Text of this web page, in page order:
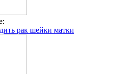
рак шейки матки